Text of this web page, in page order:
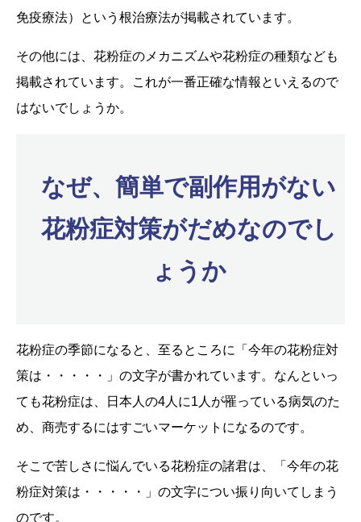
免疫療法）という根治療法が掲載されています。
その他には、花粉症のメカニズムや花粉症の種類なども
掲載されています。これが一番正確な情報といえるので
はないでしょうか。
なぜ、簡単で副作用がない
花粉症対策がだめなのでし
ょうか
花粉症の季節になると、至るところに「今年の花粉症対
策は・・・・・」の文字が書かれています。なんといっ
ても花粉症は、日本人の4人に1人が罹っている病気のた
め、商売するにはすごいマーケットになるのです。
そこで苦しさに悩んでいる花粉症の諸君は、「今年の花
粉症対策は・・・・・」の文字につい振り向いてしまう
のです。